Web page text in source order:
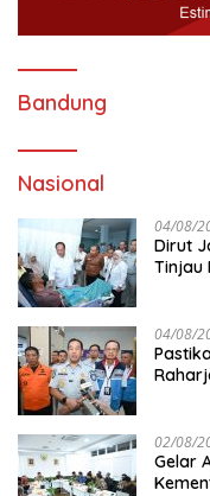
Bandung
Nasional
04/08/
Dirut
Tinjau
04/08/
02/08/
Gelar